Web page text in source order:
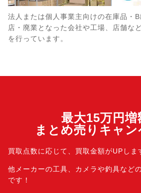
法人または個人事業主向けの在庫品・
店・廃業となった会社や工場、店舗な
を行っています。
最大15万円増
まとめ売りキャン
買取点数に応じて、買取金額がUPしま
他メーカーの工具、カメラや釣具など
です！